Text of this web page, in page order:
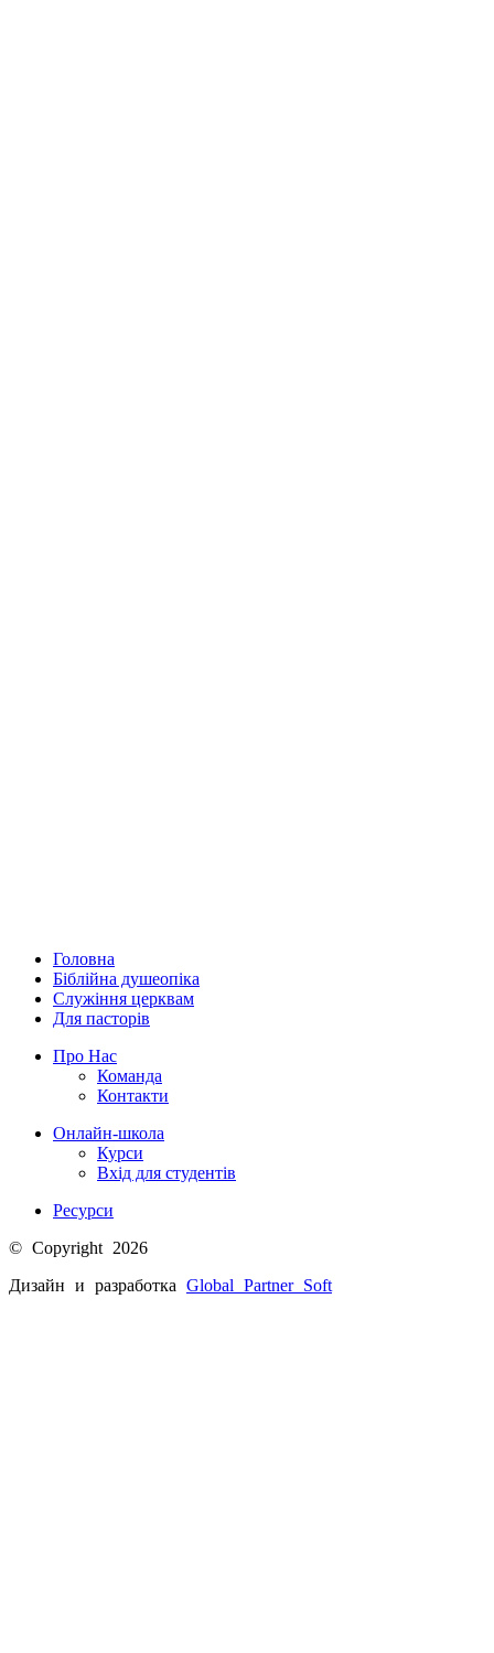
Головна
Біблійна душеопіка
Служіння церквам
Для пасторів
Про Нас
Команда
Контакти
Онлайн-школа
Курси
Вхід для студентів
Ресурси
© Copyright 2026
Дизайн и разработка Global Partner Soft